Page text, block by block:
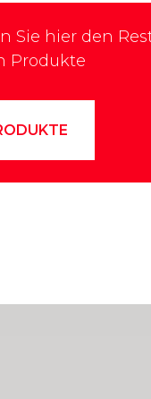
Sie hier den
Produkte